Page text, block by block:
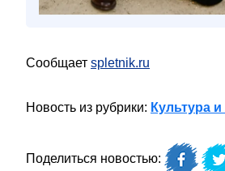
Сообщает spletnik.ru
Новость из рубрики: Культура
Поделиться новостью: